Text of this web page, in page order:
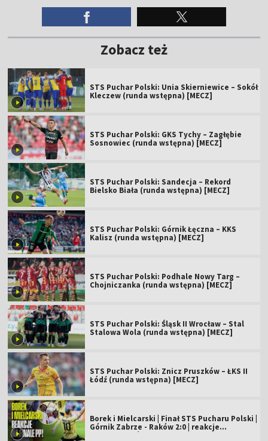
Zobacz też
STS Puchar Polski: Unia Skierniewice – Sokół
Kleczew (runda wstępna) [MECZ]
STS Puchar Polski: GKS Tychy – Zagłębie
Sosnowiec (runda wstępna) [MECZ]
STS Puchar Polski: Sandecja – Rekord
Bielsko Biała (runda wstępna) [MECZ]
STS Puchar Polski: Górnik Łęczna – KKS
Kalisz (runda wstępna) [MECZ]
STS Puchar Polski: Podhale Nowy Targ –
Chojniczanka (runda wstępna) [MECZ]
STS Puchar Polski: Śląsk II Wrocław – Stal
Stalowa Wola (runda wstępna) [MECZ]
STS Puchar Polski: Znicz Pruszków – ŁKS II
Łódź (runda wstępna) [MECZ]
Borek i Mielcarski | Finał STS Pucharu Polski |
Górnik Zabrze - Raków 2:0 | reakcje
komentatorów